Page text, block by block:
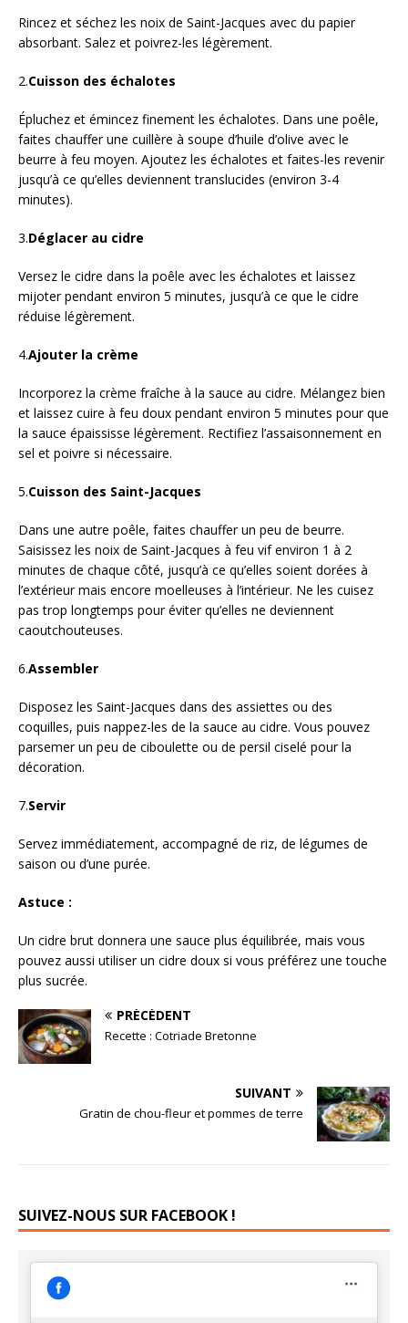
Rincez et séchez les noix de Saint-Jacques avec du papier
absorbant. Salez et poivrez-les légèrement.
2.Cuisson des échalotes
Épluchez et émincez finement les échalotes. Dans une poêle,
faites chauffer une cuillère à soupe d’huile d’olive avec le
beurre à feu moyen. Ajoutez les échalotes et faites-les revenir
jusqu’à ce qu’elles deviennent translucides (environ 3-4
minutes).
3.Déglacer au cidre
Versez le cidre dans la poêle avec les échalotes et laissez
mijoter pendant environ 5 minutes, jusqu’à ce que le cidre
réduise légèrement.
4.Ajouter la crème
Incorporez la crème fraîche à la sauce au cidre. Mélangez bien
et laissez cuire à feu doux pendant environ 5 minutes pour que
la sauce épaississe légèrement. Rectifiez l’assaisonnement en
sel et poivre si nécessaire.
5.Cuisson des Saint-Jacques
Dans une autre poêle, faites chauffer un peu de beurre.
Saisissez les noix de Saint-Jacques à feu vif environ 1 à 2
minutes de chaque côté, jusqu’à ce qu’elles soient dorées à
l’extérieur mais encore moelleuses à l’intérieur. Ne les cuisez
pas trop longtemps pour éviter qu’elles ne deviennent
caoutchouteuses.
6.Assembler
Disposez les Saint-Jacques dans des assiettes ou des
coquilles, puis nappez-les de la sauce au cidre. Vous pouvez
parsemer un peu de ciboulette ou de persil ciselé pour la
décoration.
7.Servir
Servez immédiatement, accompagné de riz, de légumes de
saison ou d’une purée.
Astuce :
Un cidre brut donnera une sauce plus équilibrée, mais vous
pouvez aussi utiliser un cidre doux si vous préférez une touche
plus sucrée.
PRÉCÉDENT
Recette : Cotriade Bretonne
SUIVANT
Gratin de chou-fleur et pommes de terre
SUIVEZ-NOUS SUR FACEBOOK !